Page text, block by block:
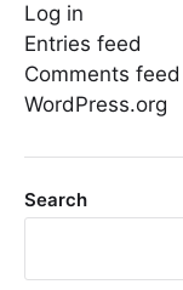
Log in
Entries feed
Comments feed
WordPress.org
Search